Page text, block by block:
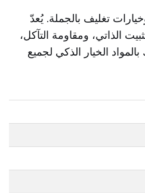
تغليف بالجملة. يُعدّ
الذاتي، ومقاومة التآكل،
الخيار الذكي لجميع